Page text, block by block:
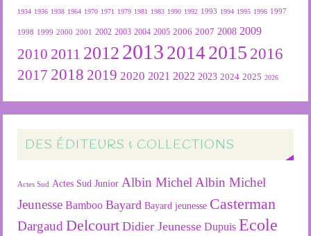
1934 1936 1938 1964 1970 1971 1979 1981 1983 1990 1992 1993 1994 1995 1996 1997
1998 1999 2000 2001 2002 2003 2004 2005 2006 2007 2008 2009
2010 2011 2012 2013 2014 2015 2016
2017 2018 2019 2020 2021 2022 2023 2024 2025 2026
DES ÉDITEURS & COLLECTIONS
Actes Sud Actes Sud Junior Albin Michel Albin Michel
Jeunesse Bamboo Bayard Bayard jeunesse Casterman
Dargaud Delcourt Didier Jeunesse Dupuis Ecole